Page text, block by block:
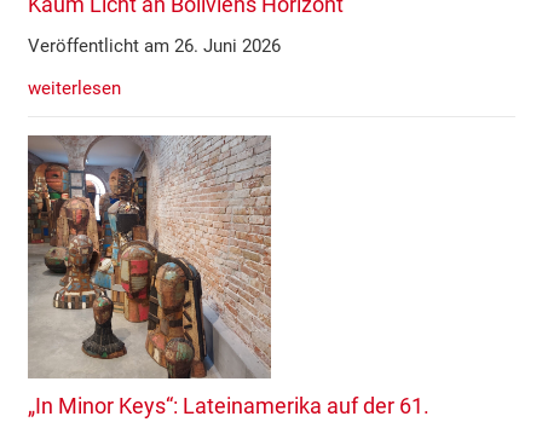
Veröffentlicht am 26. Juni 2026
weiterlesen
„In Minor Keys“: Lateinamerika auf der 61.